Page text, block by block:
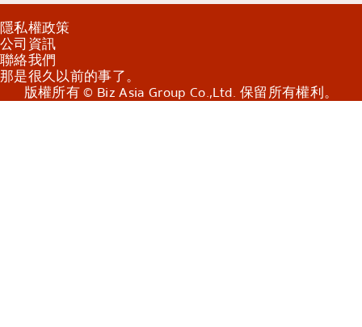
隱私權政策
公司資訊
聯絡我們
那是很久以前的事了。
版權所有 © Biz Asia Group Co.,Ltd. 保留所有權利。